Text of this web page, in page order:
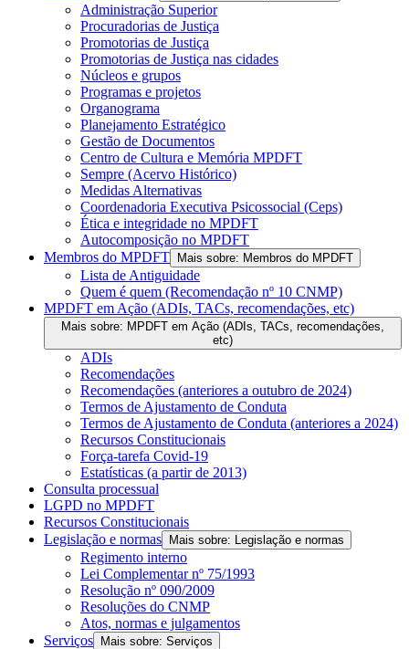
Administração Superior
Procuradorias de Justiça
Promotorias de Justiça
Promotorias de Justiça nas cidades
Núcleos e grupos
Programas e projetos
Organograma
Planejamento Estratégico
Gestão de Documentos
Centro de Cultura e Memória MPDFT
Sempre (Acervo Histórico)
Medidas Alternativas
Coordenadoria Executiva Psicossocial (Ceps)
Ética e integridade no MPDFT
Autocomposição no MPDFT
Membros do MPDFT
Mais sobre: Membros do MPDFT
Lista de Antiguidade
Quem é quem (Recomendação nº 10 CNMP)
MPDFT em Ação (ADIs, TACs, recomendações, etc)
Mais sobre: MPDFT em Ação (ADIs, TACs, recomendações,
etc)
ADIs
Recomendações
Recomendações (anteriores a outubro de 2024)
Termos de Ajustamento de Conduta
Termos de Ajustamento de Conduta (anteriores a 2024)
Recursos Constitucionais
Força-tarefa Covid-19
Estatísticas (a partir de 2013)
Consulta processual
LGPD no MPDFT
Recursos Constitucionais
Legislação e normas
Mais sobre: Legislação e normas
Regimento interno
Lei Complementar nº 75/1993
Resolução nº 090/2009
Resoluções do CNMP
Atos, normas e julgamentos
Serviços
Mais sobre: Serviços